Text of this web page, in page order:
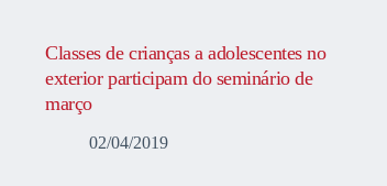
Classes de crianças a adolescentes no
exterior participam do seminário de
março
02/04/2019